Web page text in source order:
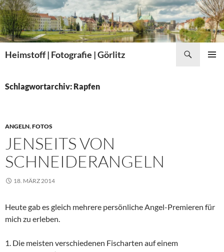
Zum
Inhalt
springen
Heimstoff | Fotografie | Görlitz
Schlagwortarchiv: Rapfen
ANGELN,FOTOS
JENSEITS VON
SCHNEIDERANGELN
18. MÄRZ 2014
Heute gab es gleich mehrere persönliche Angel-Premieren für
mich zu erleben.
1. Die meisten verschiedenen Fischarten auf einem